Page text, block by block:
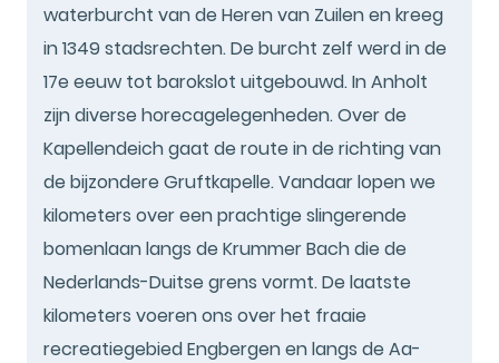
waterburcht van de Heren van Zuilen en kreeg
in 1349 stadsrechten. De burcht zelf werd in de
17e eeuw tot barokslot uitgebouwd. In Anholt
zijn diverse horecagelegenheden. Over de
Kapellendeich gaat de route in de richting van
de bijzondere Gruftkapelle. Vandaar lopen we
kilometers over een prachtige slingerende
bomenlaan langs de Krummer Bach die de
Nederlands-Duitse grens vormt. De laatste
kilometers voeren ons over het fraaie
recreatiegebied Engbergen en langs de Aa-